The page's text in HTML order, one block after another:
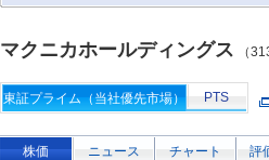
マクニカホールディングス （
東証プライム（当社優先市場） PTS
株価 ニュース チャート 評